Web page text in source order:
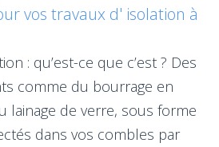
vos travaux d' isolation à
: qu’est-ce que c’est ? Des
comme du bourrage en
lainage de verre, sous forme
dans vos combles par